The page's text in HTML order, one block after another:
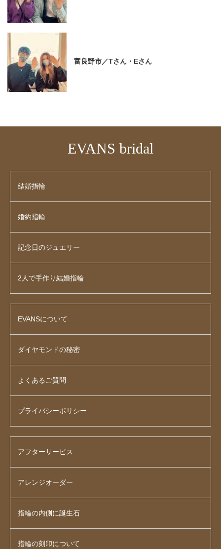
富良野市／Tさん・Eさん
EVANS bridal
結婚指輪
婚約指輪
記念日のジュエリー
2人で手作り結婚指輪
EVANSについて
ダイヤモンドの秘密
よくあるご質問
プライバシーポリシー
アフターサービス
アレンジオーダー
指輪の内側に誕生石
指輪の刻印について